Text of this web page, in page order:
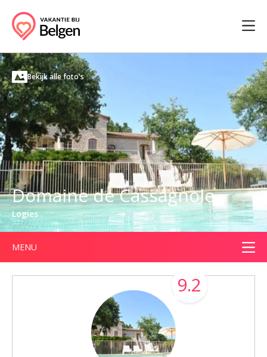
Bekijk alle foto's
Domaine de Cassagnole
Logies
MENU
9.2